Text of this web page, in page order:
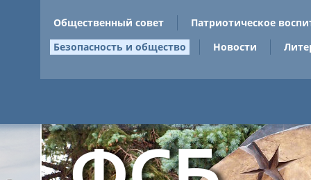
Общественный совет
Патриотическое
Безопасность и общество
Новости